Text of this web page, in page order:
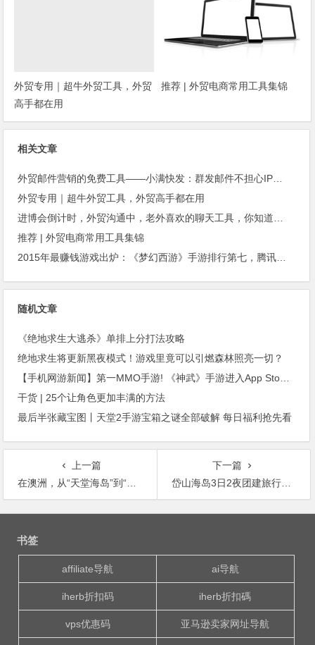
外贸专用｜超牛外贸工具，外贸
高手都在用
推荐 | 外贸电商常用工具集锦
相关文章
外贸邮件营销的免费工具——小满快发：群发邮件不担心IP被封
外贸专用｜超牛外贸工具，外贸高手都在用
进博会倒计时，外贸沟通中，老外喜欢的聊天工具，你知道几种？
推荐 | 外贸电商常用工具集锦
2015年最赚钱游戏出炉：《梦幻西游》手游排行第七，腾讯总收入进前三
随机文章
《绝地求生大逃杀》单排上分打法攻略
绝地求生将更新黑夜模式！游戏里竟可以引燃森林照亮一切？
【手机网游新闻】第一MMO手游! 《神武》手游进入App Store畅销榜前三 跨服战来袭《进击的部落》让我们战个痛!
干货 | 25个让角色更加丰满的方法
最后半张藏宝图丨天堂2手游宝箱之谜全部破解 每日福利抢先看
上一篇
在澳洲，从“天堂海岛”到“荒岛求生” 只要和你在一起，我愿用尽余生和你一起去看看永远的样子！
下一篇
岱山海岛3日2夜团建旅行详情攻略！求生、寻宝、沙雕、竞技、晚会，看这一篇就够了
文
书签
affiliate导航 ai导航
iherb折扣码 iherb折扣碼
vps优惠码 亚马逊卖家网址导航